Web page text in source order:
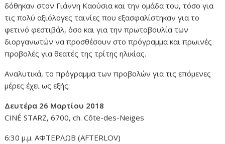
δόθηκαν στον Γιάννη Καούσια και την ομάδα του, τόσο για
τις πολύ αξιόλογες ταινίες που εξασφαλίστηκαν για το
φετινό φεστιβάλ, όσο και για την πρωτοβουλία των
διοργανωτών να προσθέσουν στο πρόγραμμα και πρωινές
προβολές για θεατές της τρίτης ηλικίας.
Αναλυτικά, το πρόγραμμα των προβολών για τις επόμενες
μέρες έχει ως εξής:
Δευτέρα 26 Μαρτίου 2018
CINÉ STARZ, 6700, ch. Côte-des-Neiges
6:30 μ.μ. ΑΦΤΕΡΛΩΒ (AFTERLOV)